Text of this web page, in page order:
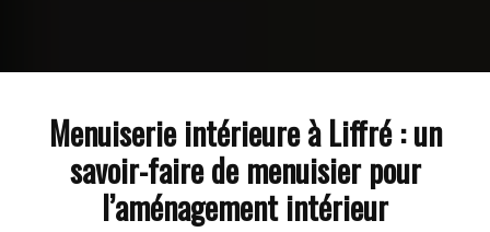
Menuiserie intérieure à Liffré : un
savoir-faire de menuisier pour
l’aménagement intérieur